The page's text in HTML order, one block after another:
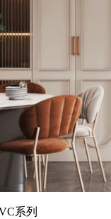
系列